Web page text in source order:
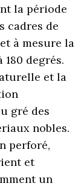
la période
cadres de
à mesure la
degrés.
et la
gré des
nobles.
perforé,
et
un